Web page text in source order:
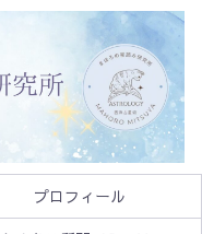
プロフィール